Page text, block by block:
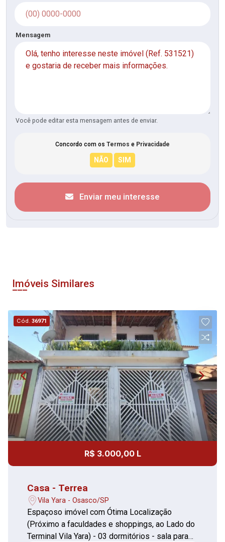
Mensagem
Você pode editar esta mensagem antes de enviar.
Concordo com os Termos e Privacidade
Enviar meu interesse
Imóveis Similares
Cód.36971
R$ 3.000,00 L
Casa - Terrea
Vila Yara - Osasco/SP
Espaçoso imóvel com Ótima Localização
(Próximo a faculdades e shoppings, ao Lado do
Terminal Vila Yara) - 03 dormitórios - sala para